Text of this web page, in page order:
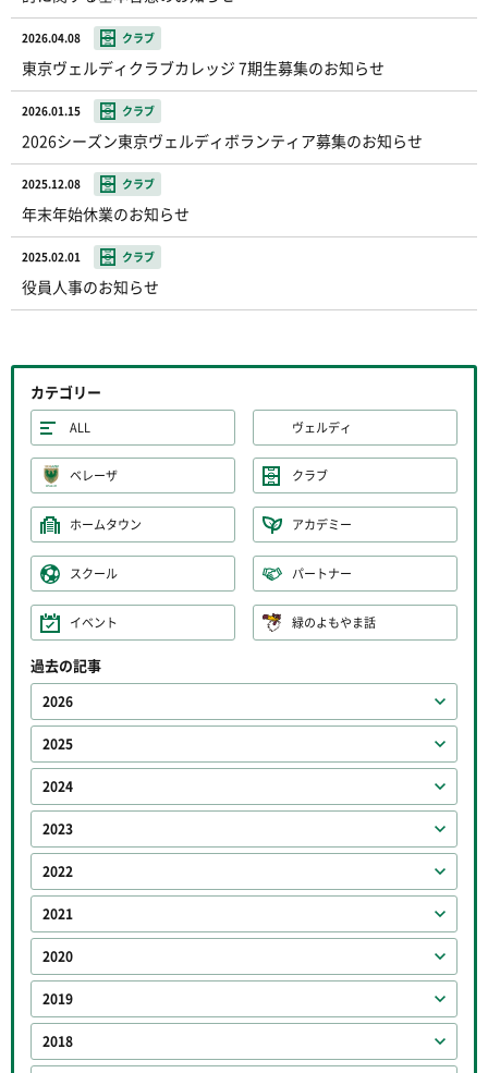
2026.04.08 クラブ
東京ヴェルディクラブカレッジ 7期生募集のお知らせ
2026.01.15 クラブ
2026シーズン東京ヴェルディボランティア募集のお知らせ
2025.12.08 クラブ
年末年始休業のお知らせ
2025.02.01 クラブ
役員人事のお知らせ
カテゴリー
ALL ヴェルディ
ベレーザ クラブ
ホームタウン アカデミー
スクール パートナー
イベント 緑のよもやま話
過去の記事
2026
2025
2024
2023
2022
2021
2020
2019
2018